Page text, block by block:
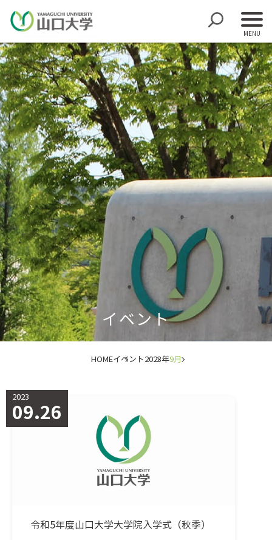
イベント
HOMEイベント2023年9月
2023
09.26
令和5年度山口大学大学院入学式（秋季）